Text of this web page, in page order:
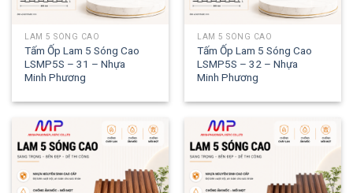
LAM 5 SÓNG CAO
Tấm Ốp Lam 5 Sóng Cao
LSMP5S – 31 – Nhựa
Minh Phương
LAM 5 SÓNG CAO
Tấm Ốp Lam 5 Sóng Cao
LSMP5S – 32 – Nhựa
Minh Phương